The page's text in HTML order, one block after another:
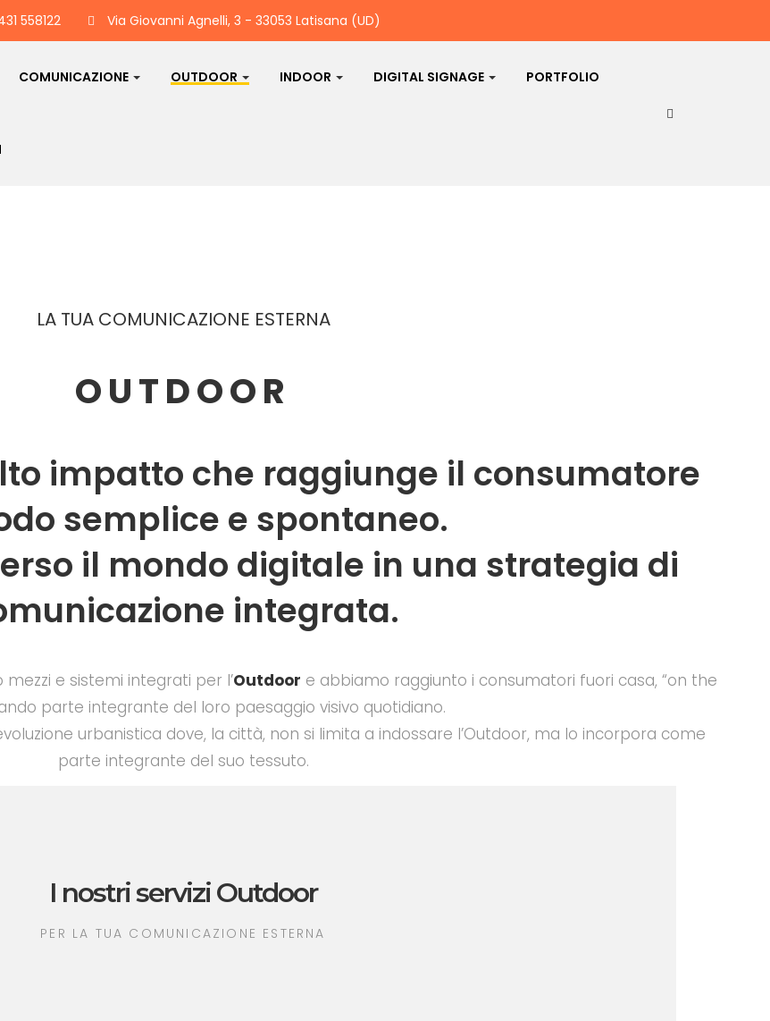
558122 Via Giovanni Agnelli, 3 - 33053 Latisana (UD)
COMUNICAZIONE OUTDOOR INDOOR DIGITAL SIGNAGE PORTFOLIO
LA TUA COMUNICAZIONE ESTERNA
OUTDOOR
impatto che raggiunge il consumatore
semplice e spontaneo.
il mondo digitale in una strategia di
integrata.
e sistemi integrati per l’Outdoor e abbiamo raggiunto i consumatori fuori casa, “on the
parte integrante del loro paesaggio visivo quotidiano.
urbanistica dove, la città, non si limita a indossare l’Outdoor, ma lo incorpora come
parte integrante del suo tessuto.
I nostri servizi Outdoor
PER LA TUA COMUNICAZIONE ESTERNA